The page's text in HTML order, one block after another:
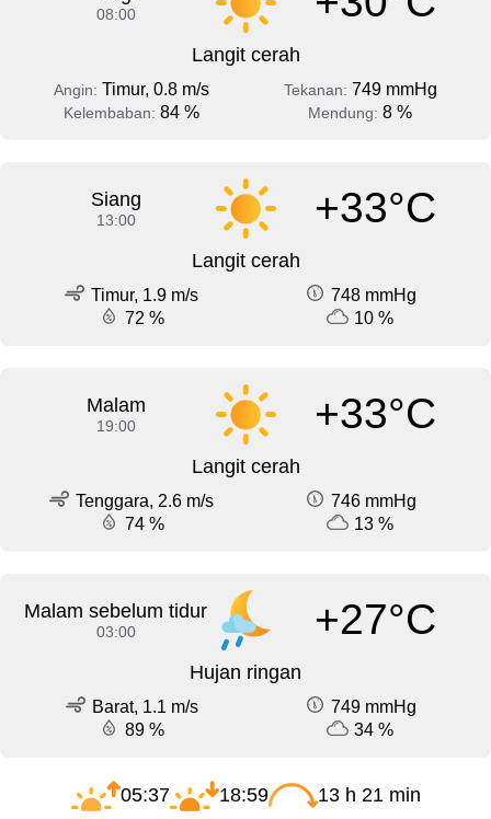
08:00
Langit cerah
Angin: Timur, 0.8 m/s Tekanan: 749 mmHg
Kelembaban: 84 % Mendung: 8 %
Siang
13:00 +33°C
Langit cerah
Timur, 1.9 m/s
748 mmHg
72 %
10 %
Malam
19:00 +33°C
Langit cerah
Tenggara, 2.6 m/s
746 mmHg
74 %
13 %
Malam sebelum tidur
03:00 +27°C
Hujan ringan
Barat, 1.1 m/s
749 mmHg
89 %
34 %
05:37 18:59 13 h 21 min